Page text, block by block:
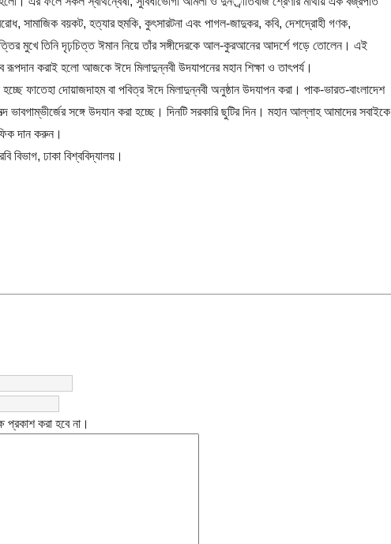
সামাজিক বয়কট, হত্যার হুমকি, কুৎসারটনা এবং পাগল-জাদুকর, কবি, দেশদ্রোহী গণক,
মুখে তিনি দৃঢ়চিত্ত ঈমান নিয়ে তাঁর সঙ্গীদেরকে আল-কুরআনের আদর্শে গড়ে তোলেন। এই
রূপদান করাই হলো আজকে ঈদে মিলাদুন্নবী উদযাপনের মহান শিক্ষা ও তাৎপর্য।
ফাতেহা দোয়াজদাহম বা পবিত্র ঈদে মিলাদুন্নবী অনুষ্ঠান উদযাপন করা। পাক-ভারত-বাংলাদেশ
ভাবগাম্ভীর্জের সঙ্গে উদযান করা হচ্ছে। দিনটি সরকারি ছুটির দিন। মহান আল্লাহ আমাদের সবাইকে
দান করুন।
ঢাকা বিশ্ববিদ্যালয়।
প্রকাশ করা হবে না।